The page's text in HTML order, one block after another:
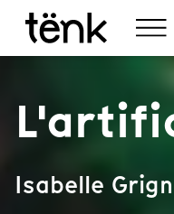
Isabelle